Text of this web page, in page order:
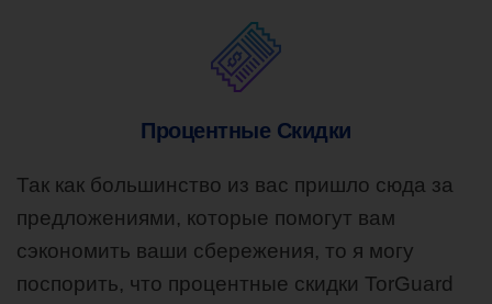
Процентные Скидки
Так как большинство из вас пришло сюда за
предложениями, которые помогут вам
сэкономить ваши сбережения, то я могу
поспорить, что процентные скидки TorGuard